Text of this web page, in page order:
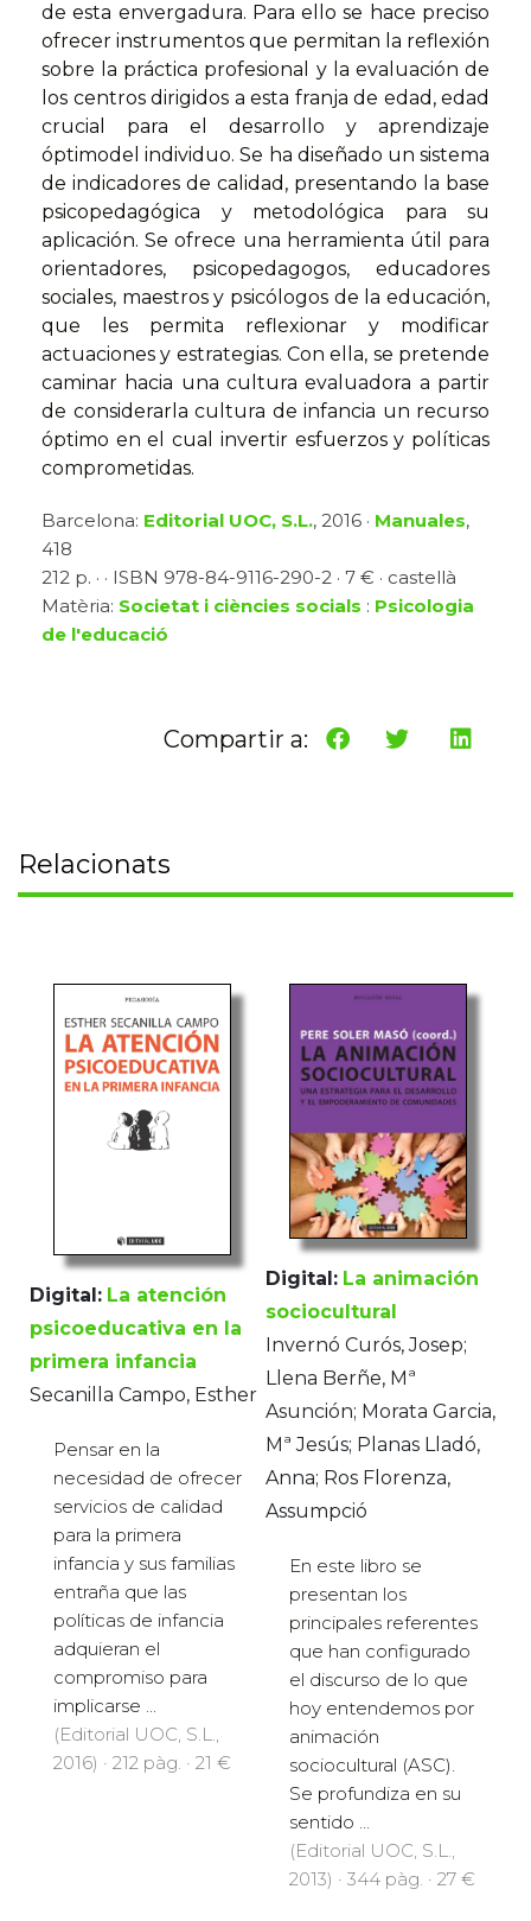
de esta envergadura. Para ello se hace preciso
ofrecer instrumentos que permitan la reflexión
sobre la práctica profesional y la evaluación de
los centros dirigidos a esta franja de edad, edad
crucial para el desarrollo y aprendizaje
óptimodel individuo. Se ha diseñado un sistema
de indicadores de calidad, presentando la base
psicopedagógica y metodológica para su
aplicación. Se ofrece una herramienta útil para
orientadores, psicopedagogos, educadores
sociales, maestros y psicólogos de la educación,
que les permita reflexionar y modificar
actuaciones y estrategias. Con ella, se pretende
caminar hacia una cultura evaluadora a partir
de considerarla cultura de infancia un recurso
óptimo en el cual invertir esfuerzos y políticas
comprometidas.
Barcelona: Editorial UOC, S.L., 2016 · Manuales,
418
212 p. · · ISBN 978-84-9116-290-2 · 7 € · castellà
Matèria: Societat i ciències socials : Psicologia
de l'educació
Compartir a:
Relacionats
Digital: La atención
psicoeducativa en la
primera infancia
Secanilla Campo, Esther
Pensar en la
necesidad de ofrecer
servicios de calidad
para la primera
infancia y sus familias
entraña que las
políticas de infancia
adquieran el
compromiso para
implicarse ...
(Editorial UOC, S.L.,
2016) · 212 pàg. · 21 €
Digital: La animación
sociocultural
Invernó Curós, Josep;
Llena Berñe, Mª
Asunción; Morata Garcia,
Mª Jesús; Planas Lladó,
Anna; Ros Florenza,
Assumpció
En este libro se
presentan los
principales referentes
que han configurado
el discurso de lo que
hoy entendemos por
animación
sociocultural (ASC).
Se profundiza en su
sentido ...
(Editorial UOC, S.L.,
2013) · 344 pàg. · 27 €